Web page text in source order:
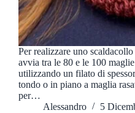
Per realizzare uno
avvia tra le 80 e le 100
utilizzando un filato di
tondo o in piano a maglia
per…
Alessandro
5